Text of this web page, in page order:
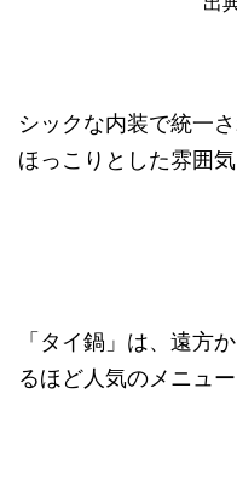
シックな内装で統一
ほっこりとした雰囲
「タイ鍋」は、遠方
るほど人気のメニュー